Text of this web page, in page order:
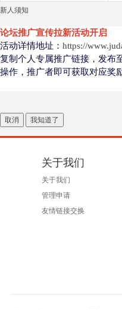
新人须知
论坛推广宣传拉新活动开启
活动详情地址： https://
复制个人专属推广链接，发布
操作，推广者即可获取对应奖
取消 我知道了
关于我们
关于我们
管理申请
友情链接交换